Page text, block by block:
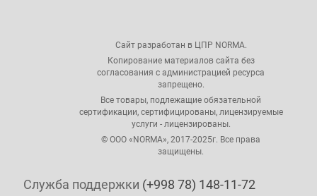
Сайт разработан в ЦПР NORMA.
Копирование материалов сайта без
согласования с администрацией ресурса
запрещено.
Все товары, подлежащие обязательной
сертификации, сертифицированы, лицензируемые
услуги - лицензированы.
© ООО «NORMA», 2017-2025г. Все права
защищены.
Служба поддержки (+998 78) 148-11-72